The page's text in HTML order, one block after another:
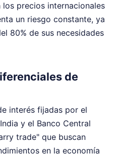
precios internacionales
un riesgo constante, ya
80% de sus necesidades
de
interés fijadas por el
y el Banco Central
trade" que buscan
en la economía